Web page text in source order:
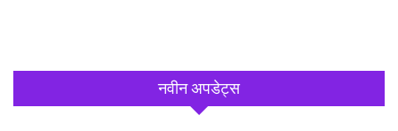
नवीन अपडेट्स